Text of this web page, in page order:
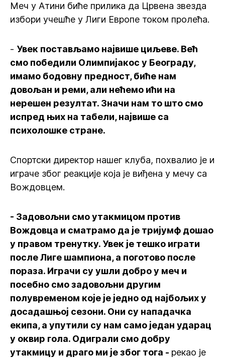
Меч у Атини биће прилика да Црвена звезда
избори учешће у Лиги Европе током пролећа.
- Увек постављамо највише циљеве. Већ
смо победили Олимпијакос у Београду,
имамо бодовну предност, биће нам
довољан и реми, али нећемо ићи на
нерешен резултат. Значи нам то што смо
испред њих на табели, највише са
психолошке стране.
Спортски директор нашег клуба, похвалио је и
играче због реакције која је виђена у мечу са
Вождовцем.
- Задовољни смо утакмицом против
Вождовца и сматрамо да је тријумф дошао
у правом тренутку. Увек је тешко играти
после Лиге шампиона, а поготово после
пораза. Играчи су ушли добро у меч и
посебно смо задовољни другим
полувременом које је једно од најбољих у
досадашњој сезони. Они су нападачка
екипа, а упутили су нам само један ударац
у оквир гола. Одиграли смо добру
утакмицу и драго ми је због тога - рекао је